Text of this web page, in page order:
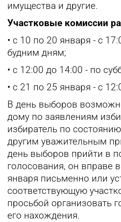
имущества и другие.
Участковые комиссии
• с 10 по 20 января - с
будним дням;
• с 12:00 до 14:00 - по
• с 21 по 25 января - с
В день выборов
дому по заявлениям
избиратель по
другим уважительным
день выборов прийти в
голосования, он вправе
января письменно или
соответствующую
просьбой организовать
его нахождения.